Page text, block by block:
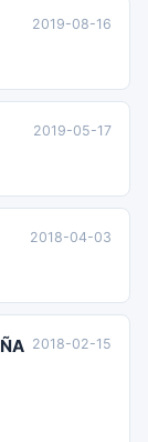
2019-08-16
2019-05-17
2018-04-03
2018-02-15